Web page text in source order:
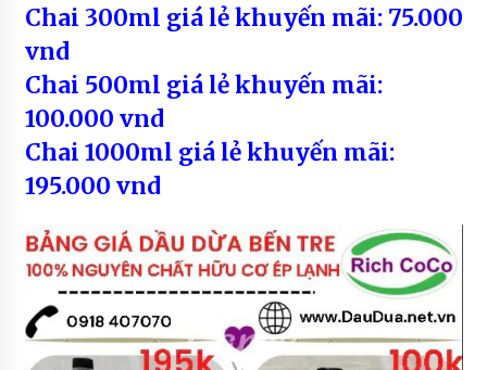
Chai 300ml giá lẻ khuyến mãi: 75.000
vnd
Chai 500ml giá lẻ khuyến mãi:
100.000 vnd
Chai 1000ml giá lẻ khuyến mãi:
195.000 vnd